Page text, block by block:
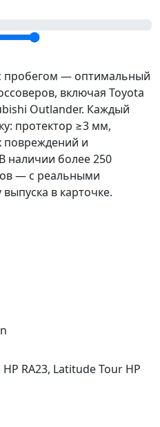
пробегом — оптимальный
включая Toyota
Outlander. Каждый
протектор ≥3 мм,
повреждений и
наличии более 250
— с реальными
в карточке.
RA23, Latitude Tour HP